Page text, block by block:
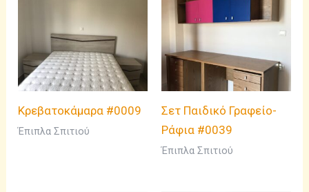
Κρεβατοκάμαρα #0009
Έπιπλα Σπιτιού
Σετ Παιδικό Γραφείο-
Ράφια #0039
Έπιπλα Σπιτιού